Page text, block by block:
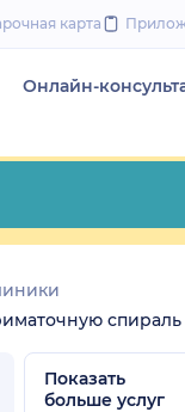
карта
Онлайн-
Показать
больше услуг